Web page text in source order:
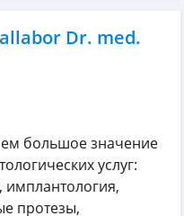
Dr. med.
большое значение
услуг:
имплантология,
протезы,